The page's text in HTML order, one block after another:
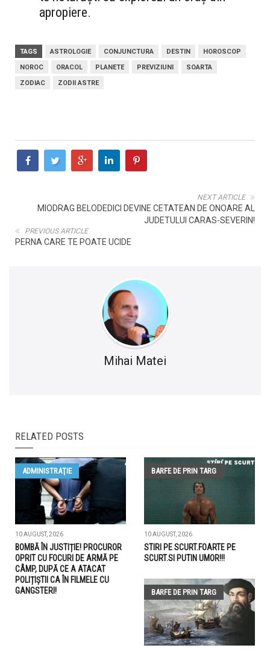
apropiere.
TAGS ASTROLOGIE CONJUNCTURA DESTIN
HOROSCOP
NOROC
ORACOL PLANETE PREVIZIUNI
SOARTA
ZODIAC
ZODII ASTRE
NEXT ARTICLE
MIODRAG BELODEDICI DEVINE CETATEAN DE ONOARE AL
JUDETULUI CARAS-SEVERIN!
PREVIOUS ARTICLE
PERNA CARE TE POATE UCIDE
Mihai Matei
RELATED POSTS
ADMINISTRAŢIE
10 AUGUST, 2026
BOMBĂ ÎN JUSTIȚIE! PROCUROR
OPRIT CU FOCURI DE ARMĂ PE
CÂMP, DUPĂ CE A ATACAT
POLIȚIȘTII CA ÎN FILMELE CU
GANGSTERI!
BARFE DE PRIN TARG
10 AUGUST, 2026
STIRI PE SCURT.FOARTE PE
SCURT.SI PUTIN UMOR!!!
BARFE DE PRIN TARG